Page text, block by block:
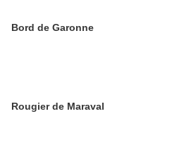
Bord de Garonne
Rougier de Maraval